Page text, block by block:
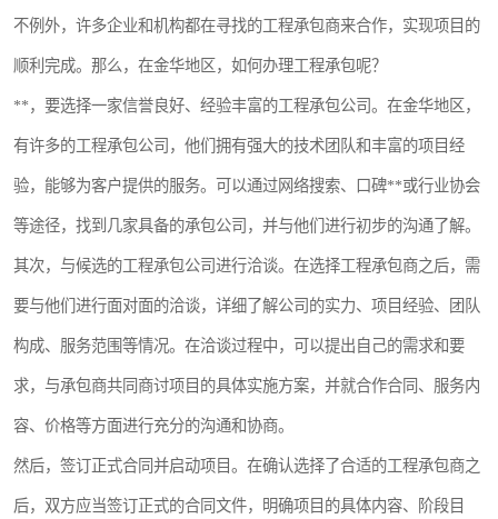
不例外，许多企业和机构都在寻找的工程承包商来合作，实现项目的
顺利完成。那么，在金华地区，如何办理工程承包呢？
**，要选择一家信誉良好、经验丰富的工程承包公司。在金华地区，
有许多的工程承包公司，他们拥有强大的技术团队和丰富的项目经
验，能够为客户提供的服务。可以通过网络搜索、口碑**或行业协会
等途径，找到几家具备的承包公司，并与他们进行初步的沟通了解。
其次，与候选的工程承包公司进行洽谈。在选择工程承包商之后，需
要与他们进行面对面的洽谈，详细了解公司的实力、项目经验、团队
构成、服务范围等情况。在洽谈过程中，可以提出自己的需求和要
求，与承包商共同商讨项目的具体实施方案，并就合作合同、服务内
容、价格等方面进行充分的沟通和协商。
然后，签订正式合同并启动项目。在确认选择了合适的工程承包商之
后，双方应当签订正式的合同文件，明确项目的具体内容、阶段目